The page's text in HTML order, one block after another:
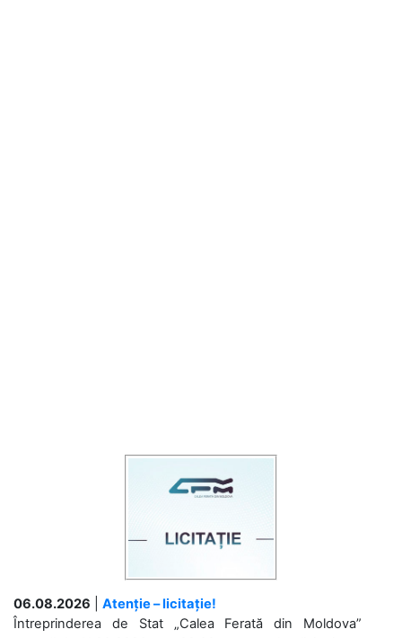
06.08.2026
Atenție – licitație!
Întreprinderea de Stat „Calea Ferată din Moldova”